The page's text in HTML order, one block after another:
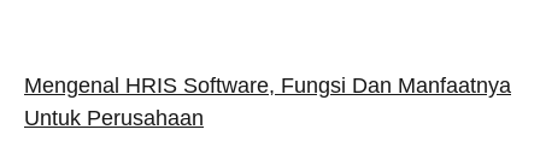
Mengenal HRIS Software, Fungsi Dan Manfaatnya
Untuk Perusahaan